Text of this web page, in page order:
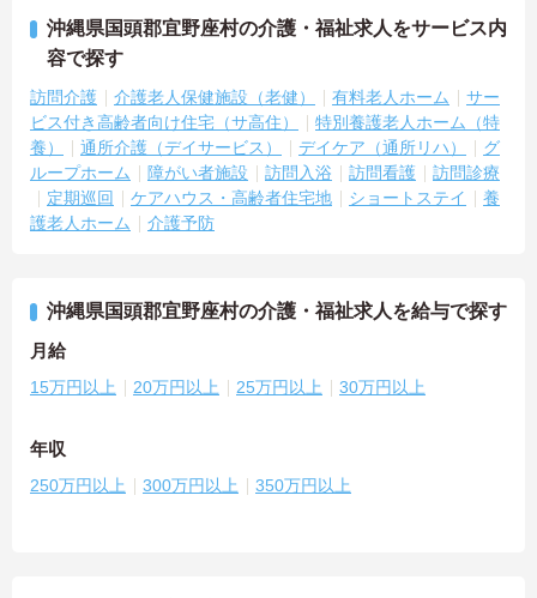
沖縄県国頭郡宜野座村の介護・福祉求人をサービス内
容で探す
訪問介護 介護老人保健施設（老健） 有料老人ホーム
サー
ビス付き高齢者向け住宅（サ高住）
特別養護老人ホーム（特
養）
通所介護（デイサービス） デイケア（通所リハ）
グ
ループホーム
障がい者施設 訪問入浴 訪問看護
訪問診療
定期巡回
ケアハウス・高齢者住宅地 ショートステイ
養
護老人ホーム
介護予防
沖縄県国頭郡宜野座村の介護・福祉求人を給与で探す
月給
15万円以上 20万円以上 25万円以上 30万円以上
年収
250万円以上 300万円以上 350万円以上